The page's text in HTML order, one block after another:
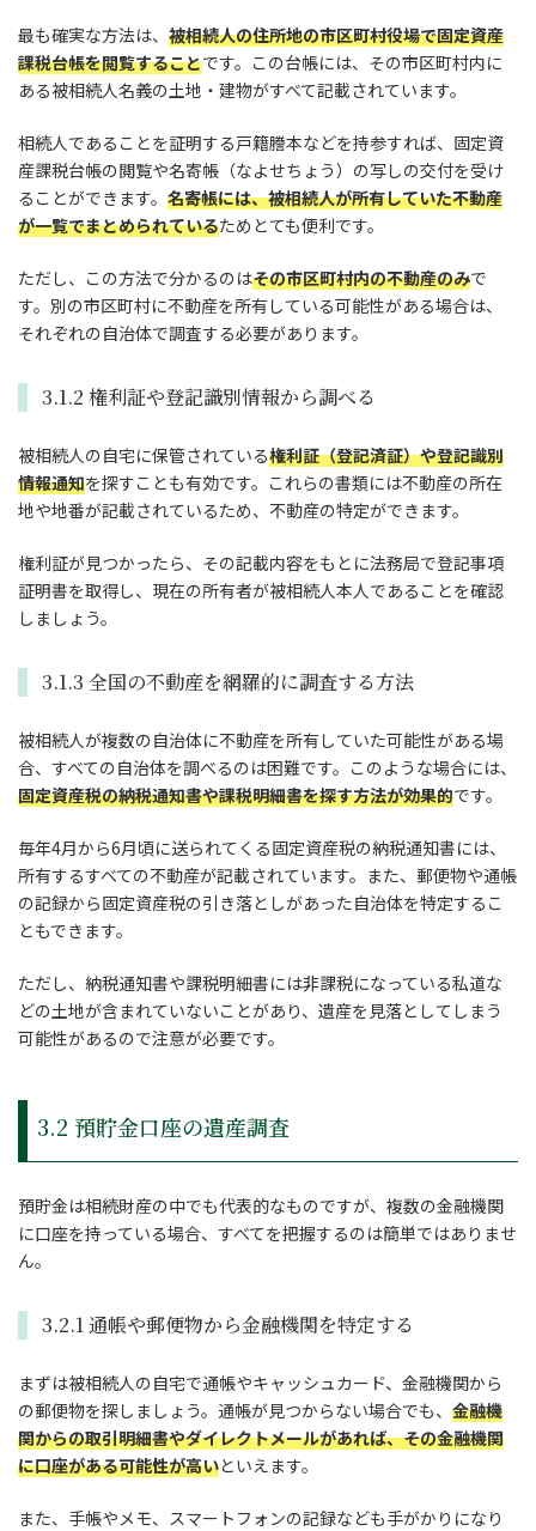
最も確実な方法は、 被相続人の住所地の市区町村役場で固定資産
課税台帳を閲覧することです。この台帳には、その市区町村内に
ある被相続人名義の土地・建物がすべて記載されています。
相続人であることを証明する戸籍謄本などを持参すれば、固定資
産課税台帳の閲覧や名寄帳（なよせちょう）の写しの交付を受け
ることができます。 名寄帳には、被相続人が所有していた不動産
が一覧でまとめられているためとても便利です。
ただし、この方法で分かるのはその市区町村内の不動産のみで
す。別の市区町村に不動産を所有している可能性がある場合は、
それぞれの自治体で調査する必要があります。
3.1.2 権利証や登記識別情報から調べる
被相続人の自宅に保管されている権利証（登記済証）や登記識別
情報通知を探すことも有効です。これらの書類には不動産の所在
地や地番が記載されているため、不動産の特定ができます。
権利証が見つかったら、その記載内容をもとに法務局で登記事項
証明書を取得し、現在の所有者が被相続人本人であることを確認
しましょう。
3.1.3 全国の不動産を網羅的に調査する方法
被相続人が複数の自治体に不動産を所有していた可能性がある場
合、すべての自治体を調べるのは困難です。このような場合には、
固定資産税の納税通知書や課税明細書を探す方法が効果的です。
毎年4月から6月頃に送られてくる固定資産税の納税通知書には、
所有するすべての不動産が記載されています。また、郵便物や通帳
の記録から固定資産税の引き落としがあった自治体を特定するこ
ともできます。
ただし、納税通知書や課税明細書には非課税になっている私道な
どの土地が含まれていないことがあり、遺産を見落としてしまう
可能性があるので注意が必要です。
3.2 預貯金口座の遺産調査
預貯金は相続財産の中でも代表的なものですが、複数の金融機関
に口座を持っている場合、すべてを把握するのは簡単ではありませ
ん。
3.2.1 通帳や郵便物から金融機関を特定する
まずは被相続人の自宅で通帳やキャッシュカード、金融機関から
の郵便物を探しましょう。通帳が見つからない場合でも、 金融機
関からの取引明細書やダイレクトメールがあれば、その金融機関
に口座がある可能性が高いといえます。
また、手帳やメモ、スマートフォンの記録なども手がかりになり